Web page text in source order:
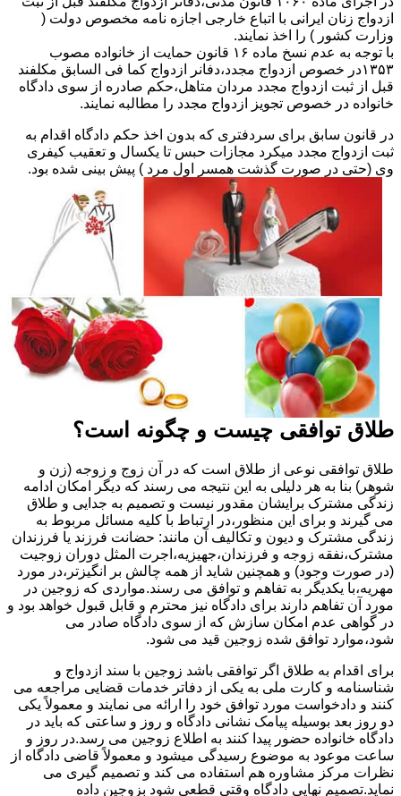
ازدواج زنان ایرانی با اتباع خارجی اجازه نامه مخصوص دولت (
وزارت کشور ) را اخذ نمایند.
با توجه به عدم نسخ ماده ۱۶ قانون حمایت از خانواده مصوب
۱۳۵۳در خصوص ازدواج مجدد،دفانر ازدواج کما فی السابق مکلفند
قبل از ثبت ازدواج مجدد مردان متاهل،حکم صادره از سوی دادگاه
خانواده در خصوص تجویز ازدواج مجدد را مطالبه نمایند.
در قانون سابق برای سردفتری که بدون اخذ حکم دادگاه اقدام به
ثبت ازدواج مجدد میکرد مجازات حبس تا یکسال و تعقیب کیفری
وی (حتی در صورت گذشت همسر اول مرد ) پیش بینی شده بود.
طلاق توافقی چیست و چگونه است؟
طلاق توافقی نوعی از طلاق است که در آن زوج و زوجه (زن و
شوهر) بنا به هر دلیلی به این نتیجه می رسند که دیگر امکان ادامه
زندگی مشترک برایشان مقدور نیست و تصمیم به جدایی و طلاق
می گیرند و برای این منظور،در ارتباط با کلیه مسائل مربوط به
زندگی مشترک و دیون و تکالیف آن مانند: حضانت فرزند یا فرزندان
مشترک،نفقه زوجه و فرزندان،جهیزیه،اجرت المثل دوران زوجیت
(در صورت وجود) و همچنین شاید از همه چالش بر انگیزتر،در مورد
مهریه،با یکدیگر به تفاهم و توافق می رسند.مواردی که زوجین در
مورد آن تفاهم دارند برای دادگاه نیز محترم و قابل قبول خواهد بود و
در گواهی عدم امکان سازش که از سوی دادگاه صادر می
شود،موارد توافق شده زوجین قید می شود.
برای اقدام به طلاق اگر توافقی باشد زوجین با سند ازدواج و
شناسنامه و کارت ملی به یکی از دفاتر خدمات قضایی مراجعه می
کنند و دادخواست مورد توافق خود را ارائه می نمایند و معمولاً یکی
دو روز بعد بوسیله پیامک نشانی دادگاه و روز و ساعتی که باید در
دادگاه خانواده حضور پیدا کنند به اطلاع زوجین می رسد.در روز و
ساعت موعود به موضوع رسیدگی میشود و معمولاً قاضی دادگاه از
نظرات مرکز مشاوره هم استفاده می کند و تصمیم گیری می
نماید.تصمیم نهایی دادگاه وقتی قطعی شود بزوجین داده